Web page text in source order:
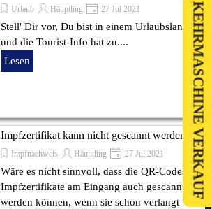
Urlaub Häuptling 27 Jul 2021
Stell' Dir vor, Du bist in einem Urlaubsland
und die Tourist-Info hat zu....
Lesen
Impfzertifikat kann nicht gescannt werden
Impfnachweis Häuptling 27 Jul 2021
Wäre es nicht sinnvoll, dass die QR-Codes der
Impfzertifikate am Eingang auch gescannt
werden können, wenn sie schon verlangt
KEHRMASCHINE VERKAUF